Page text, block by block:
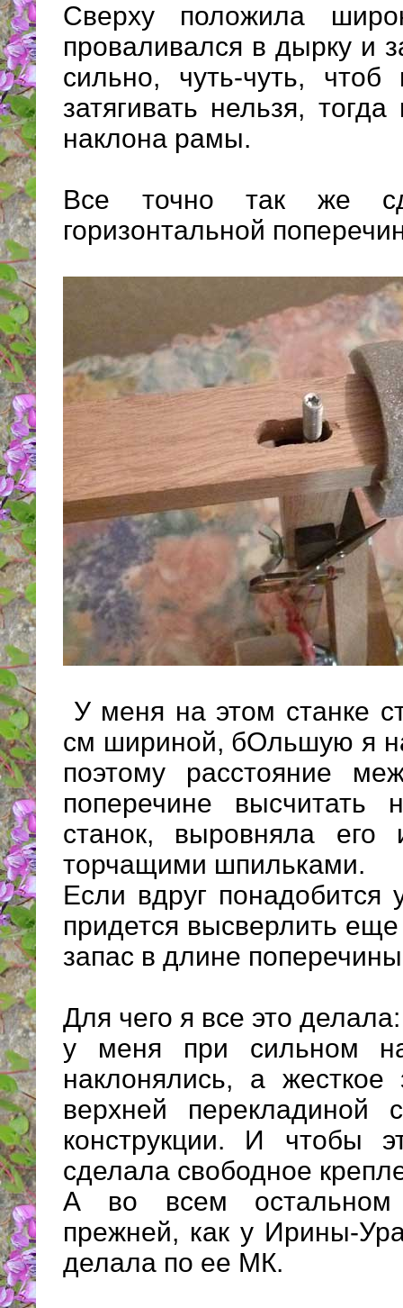
Сверху положила
проваливался в дырку и
сильно, чуть-чуть,
затягивать нельзя,
наклона рамы.
Все точно так же
горизонтальной
У меня на этом станке
см шириной, бОльшую я
поэтому расстояние
поперечине
станок, выровняла
торчащими шпильками.
Если вдруг понадобится
придется высверлить
запас в длине
Для чего я все это делала:
у меня при сильном
наклонялись, а жесткое
верхней перекладиной
конструкции. И чтобы
сделала свободное
А во всем остальном
прежней, как у Ирины-
делала по ее МК.